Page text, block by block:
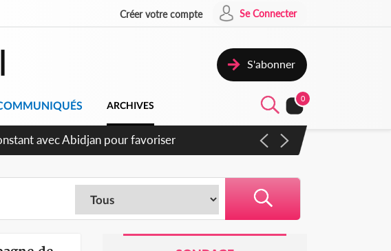
Créer votre compte Se Connecter
S'abonner
ARCHIVES
0
avec Abidjan pour favoriser